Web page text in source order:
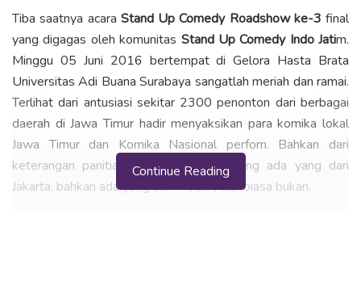
Tiba saatnya acara Stand Up Comedy Roadshow ke-3 final
yang digagas oleh komunitas Stand Up Comedy Indo Jatim.
Minggu 05 Juni 2016 bertempat di Gelora Hasta Brata
Universitas Adi Buana Surabaya sangatlah meriah dan ramai.
Terlihat dari antusiasi sekitar 2300 penonton dari berbagai
daerah di Jawa Timur hadir menyaksikan para komika lokal
Jawa Timur dan Komika Nasional perfom. Bahkan dari
keterangan panitia penonton yang datang ada yang dari
Jakarta, bahkan ada yang dari Medan,luar biasa bukan.
Continue Reading